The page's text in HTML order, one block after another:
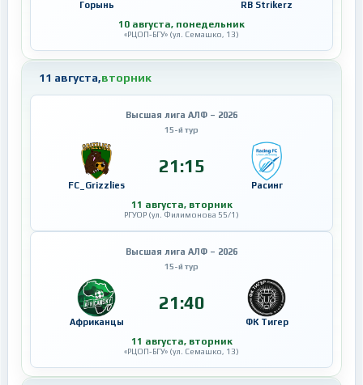
Горынь RB Strikerz
10 августа, понедельник
«РЦОП-БГУ» (ул. Семашко, 13)
11 августа,вторник
Высшая лига АЛФ – 2026
15-й тур
FC_Grizzlies
21:15
Расинг
11 августа, вторник
РГУОР (ул. Филимонова 55/1)
Высшая лига АЛФ – 2026
15-й тур
Африканцы
21:40
ФК Тигер
11 августа, вторник
«РЦОП-БГУ» (ул. Семашко, 13)